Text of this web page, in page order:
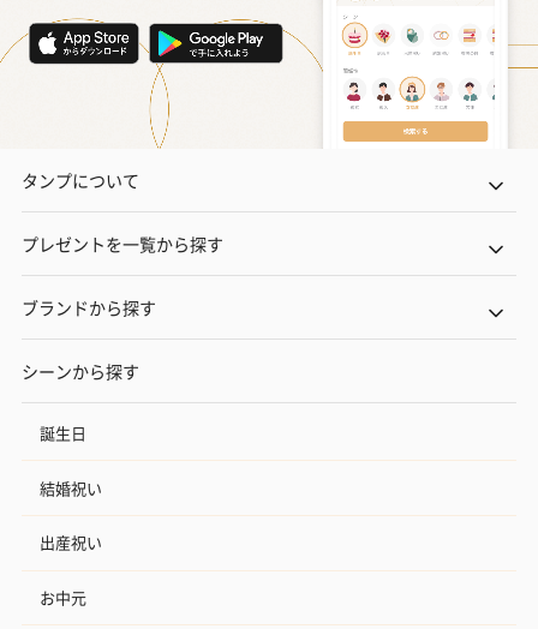
タンプについて
プレゼントを一覧から探す
ブランドから探す
シーンから探す
誕生日
結婚祝い
出産祝い
お中元